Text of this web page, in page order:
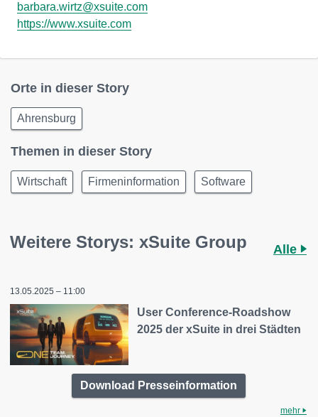
barbara.wirtz@xsuite.com
https://www.xsuite.com
Orte in dieser Story
Ahrensburg
Themen in dieser Story
Wirtschaft Firmeninformation Software
Weitere Storys: xSuite Group Alle
13.05.2025 – 11:00
User Conference-Roadshow
2025 der xSuite in drei Städten
Download Presseinformation
mehr